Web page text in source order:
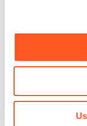
momento. Per
CODICE:CLT913
Box doccia 90x130